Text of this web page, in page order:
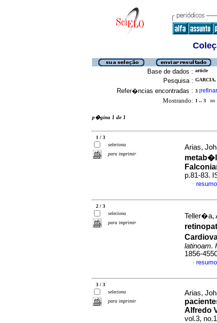
Base de dados : article
Pesquisa :
Refer�ncias encontradas : 3 [refinar
Mostrando: 1 .. 3 no
p�gina 1 de 1
1 / 3
seleciona
para imprimir
Arias,
p.81-83.
·
2 / 3
seleciona
para imprimir
Teller�a,
latinoam.
1856-
·
3 / 3
seleciona
para imprimir
Arias,
Alfredo
vol.3,